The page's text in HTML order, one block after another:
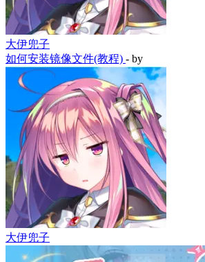
大伊兜子
如何安装镜像文件(教程) - by
大伊兜子